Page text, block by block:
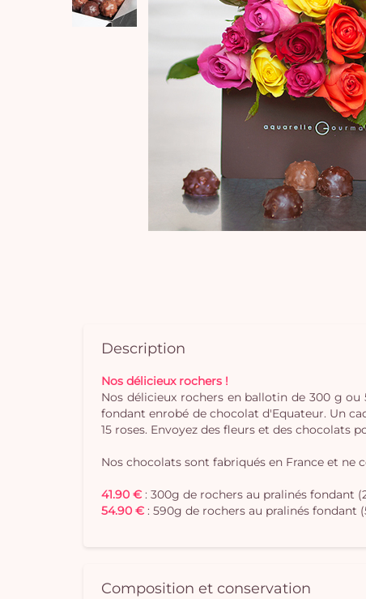
Description
Nos délicieux rochers !
Nos délicieux rochers en ballotin de 300 g
fondant enrobé de chocolat d'Equateur. Un
15 roses. Envoyez des fleurs et des chocolats
Nos chocolats sont fabriqués en France et ne
41.90 € : 300g de rochers au pralinés fondant
54.90 € : 590g de rochers au pralinés fondant
Composition et conservation